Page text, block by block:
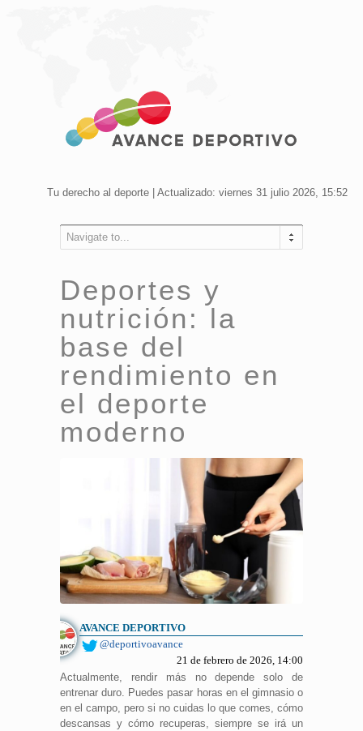
Tu derecho al deporte | Actualizado: viernes 31 julio 2026, 15:52
Navigate to...
Deportes y
nutrición: la
base del
rendimiento en
el deporte
moderno
AVANCE DEPORTIVO
@deportivoavance
21 de febrero de 2026, 14:00
Actualmente, rendir más no depende solo de
entrenar duro. Puedes pasar horas en el gimnasio o
en el campo, pero si no cuidas lo que comes, cómo
descansas y cómo recuperas, siempre se irá un